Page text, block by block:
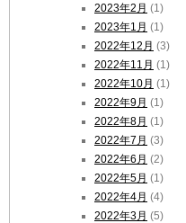
2023年2月 (1)
2023年1月 (1)
2022年12月 (3)
2022年11月 (1)
2022年10月 (1)
2022年9月 (1)
2022年8月 (1)
2022年7月 (3)
2022年6月 (2)
2022年5月 (1)
2022年4月 (4)
2022年3月 (5)